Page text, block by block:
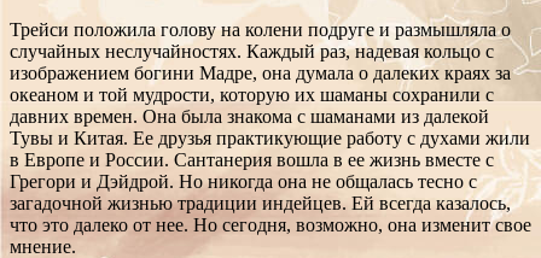
Трейси положила голову на колени подруге и размышляла о
случайных неслучайностях. Каждый раз, надевая кольцо с
изображением богини Мадре, она думала о далеких краях за
океаном и той мудрости, которую их шаманы сохранили с
давних времен. Она была знакома с шаманами из далекой
Тувы и Китая. Ее друзья практикующие работу с духами жили
в Европе и России. Сантанерия вошла в ее жизнь вместе с
Грегори и Дэйдрой. Но никогда она не общалась тесно с
загадочной жизнью традиции индейцев. Ей всегда казалось,
что это далеко от нее. Но сегодня, возможно, она изменит свое
мнение.